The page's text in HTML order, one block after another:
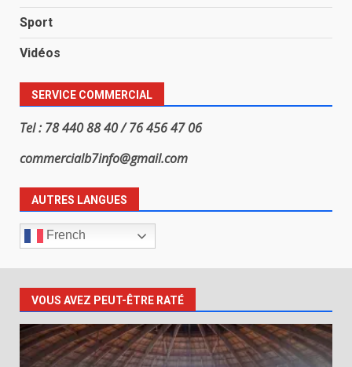
Sport
Vidéos
SERVICE COMMERCIAL
Tel : 78 440 88 40 / 76 456 47 06
commercialb7info@gmail.com
AUTRES LANGUES
French
VOUS AVEZ PEUT-ÊTRE RATÉ